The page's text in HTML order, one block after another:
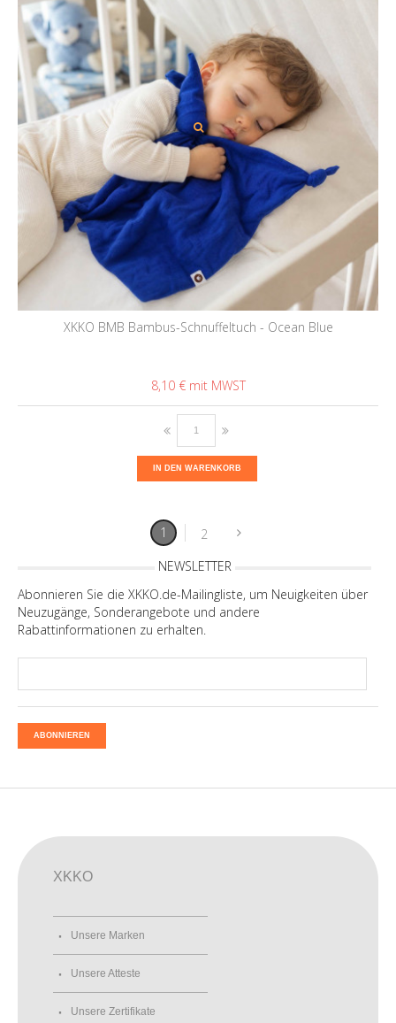
XKKO BMB Bambus-Schnuffeltuch - Ocean Blue
8,10 €
IN DEN WARENKORB
1
2
NEWSLETTER
Abonnieren Sie die XKKO.de-Mailingliste, um Neuigkeiten über
Neuzugänge, Sonderangebote und andere
Rabattinformationen zu erhalten.
ABONNIEREN
XKKO
Unsere Marken
Unsere Atteste
Unsere Zertifikate